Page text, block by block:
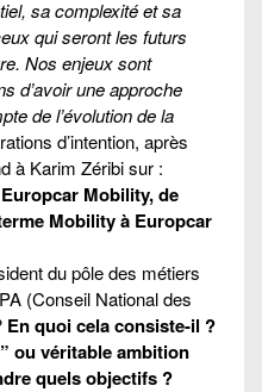
sa complexité et sa
qui seront les futurs
Nos enjeux sont
d’avoir une approche
de l’évolution de la
d’intention, après
à Karim Zéribi sur :
Europcar Mobility, de
Mobility à Europcar
du pôle des métiers
(Conseil National des
En quoi cela consiste-il ?
ou véritable ambition
quels objectifs ?